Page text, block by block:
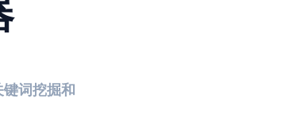
词挖掘和